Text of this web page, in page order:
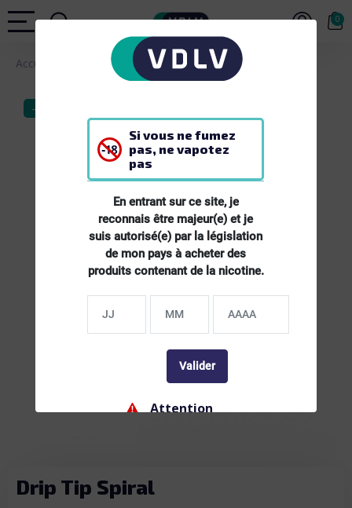
Si vous ne fumez
pas, ne vapotez
pas
En entrant sur ce site, je
reconnais être majeur(e) et je
suis autorisé(e) par la législation
de mon pays à acheter des
produits contenant de la nicotine.
Valider
Attention
entraîne une dépendance, ne commencez pas.
0
Accueil MATERIEL Drip Tip Spiral
-20%
Drip Tip Spiral